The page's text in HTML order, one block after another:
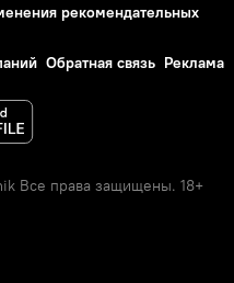
рекомендательных
Обратная связь Реклама
Все права защищены. 18+